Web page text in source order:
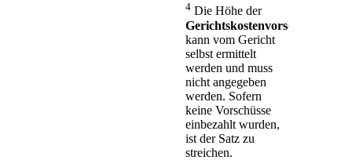
4 Die Höhe der
Gerichtskostenvorschüsse
kann vom Gericht
selbst ermittelt
werden und muss
nicht angegeben
werden. Sofern
keine Vorschüsse
einbezahlt wurden,
ist der Satz zu
streichen.